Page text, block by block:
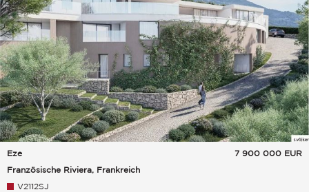
Eze
Französische Riviera, Frankreich
7 900 000 EUR
V2112SJ